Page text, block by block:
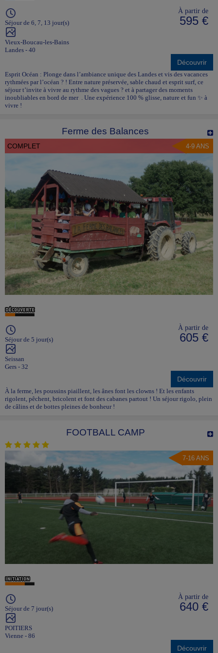
Séjour de 6, 7, 13 jour(s)
Vieux-Boucau-les-Bains
Landes - 40
À partir de
595 €
Découvrir
Esprit Océan : Plonge dans l’ambiance unique des Landes et vis des vacances
rythmées par l’océan ? ! Entre nature préservée, sable chaud et esprit surf, ce
séjour t’invite à vivre au rythme des vagues ? et à partager des moments
inoubliables en bord de mer . Une expérience 100 % glisse, nature et fun ✨ à
vivre !
Ferme des Balances
COMPLET 4-9 ANS
Séjour de 5 jour(s)
Seissan
Gers - 32
À partir de
605 €
Découvrir
À la ferme, les poussins piaillent, les ânes font les clowns ! Et les enfants
rigolent, pêchent, bricolent et font des cabanes partout ! Un séjour rigolo, plein
de câlins et de bottes pleines de bonheur !
FOOTBALL CAMP
7-16 ANS
Séjour de 7 jour(s)
POITIERS
Vienne - 86
À partir de
640 €
Découvrir